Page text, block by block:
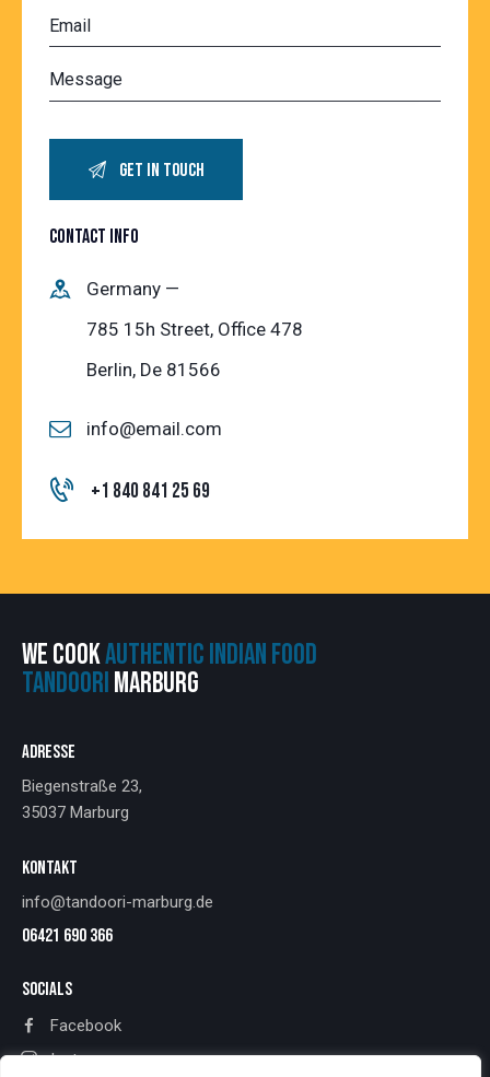
CONTACT INFO
Germany —
785 15h Street, Office 478
Berlin, De 81566
info@email.com
+1 840 841 25 69
WE COOKAUTHENTIC INDIAN FOOD
TANDOORIMARBURG
ADRESSE
Biegenstraße 23,
35037 Marburg
KONTAKT
info@tandoori-marburg.de
06421 690 366
SOCIALS
Facebook
Instagram